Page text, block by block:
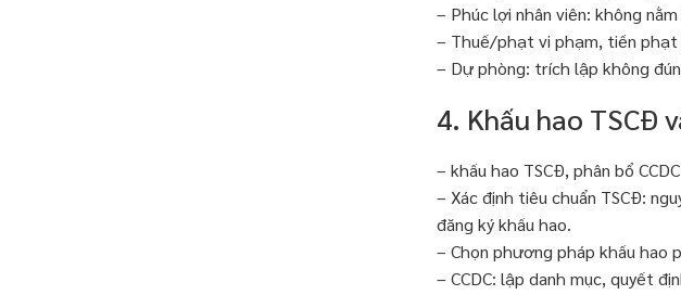
– Phúc lợi nhân viên: không
– Thuế/phạt vi phạm, tiền
– Dự phòng: trích lập không
4. Khấu hao TSCĐ
– khấu hao TSCĐ, phân bổ CCDC
– Xác định tiêu chuẩn TSCĐ:
đăng ký khấu hao.
– Chọn phương pháp khấu
– CCDC: lập danh mục, quyết